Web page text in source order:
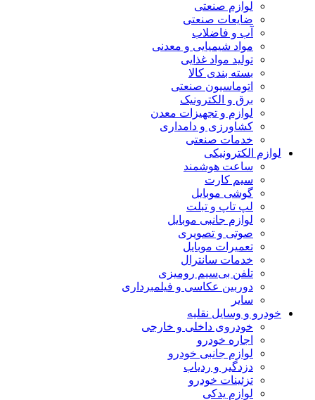
لوازم صنعتی
ضایعات صنعتی
آب و فاضلاب
مواد شیمیایی و معدنی
تولید مواد غذایی
بسته بندی کالا
اتوماسیون صنعتی
برق و الکترونیک
لوازم و تجهیزات معدن
کشاورزی و دامداری
خدمات صنعتی
لوازم الکترونیکی
ساعت هوشمند
سیم کارت
گوشی موبایل
لپ تاپ و تبلت
لوازم جانبی موبایل
صوتی و تصویری
تعمیرات موبایل
خدمات سانترال
تلفن بی‌سیم رومیزی
دوربین عکاسی و فیلمبرداری
سایر
خودرو و وسایل نقلیه
خودروی داخلی و خارجی
اجاره خودرو
لوازم جانبی خودرو
دزدگیر و ردیاب
تزئینات خودرو
لوازم یدکی